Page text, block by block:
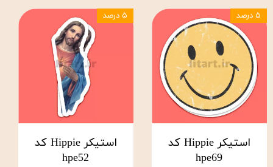
استیکر Hippie کد
hpe69
۵ درصد
استیکر Hippie کد
hpe52
۵ درصد